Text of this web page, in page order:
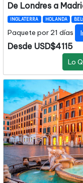
De Londres a
INGLATERRA HOLANDA
Paquete por 21 días
Desde USD$4115
Lo